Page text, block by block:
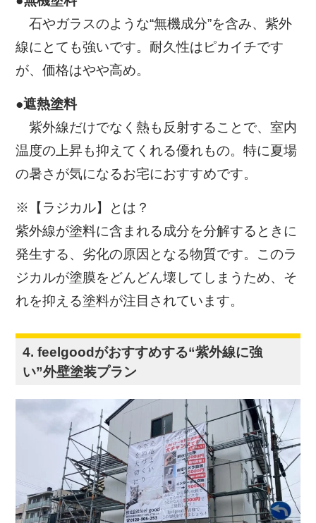
石やガラスのような“無機成分”を含み、紫外
線にとても強いです。耐久性はピカイチです
が、価格はやや高め。
●遮熱塗料
紫外線だけでなく熱も反射することで、室内
温度の上昇も抑えてくれる優れもの。特に夏場
の暑さが気になるお宅におすすめです。
※【ラジカル】とは？
紫外線が塗料に含まれる成分を分解するときに
発生する、劣化の原因となる物質です。このラ
ジカルが塗膜をどんどん壊してしまうため、そ
れを抑える塗料が注目されています。
4. feelgoodがおすすめする“紫外線に強
い”外壁塗装プラン